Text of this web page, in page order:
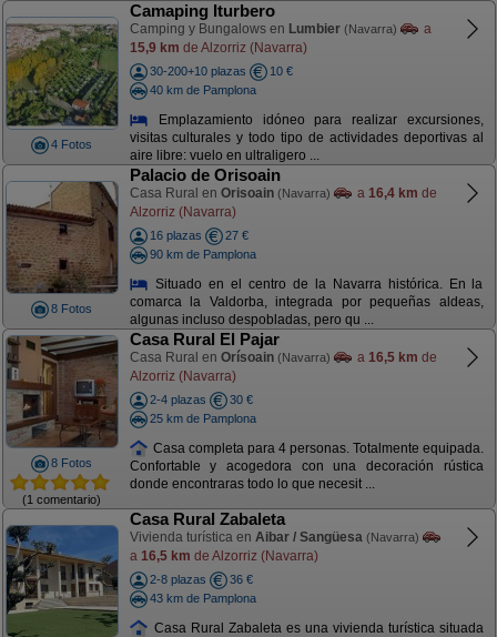
4 Fotos
Camaping Iturbero
Camping y Bungalows en Lumbier (Navarra)
a
15,9 km de Alzorriz (Navarra)
30-200+10 plazas
10 €
40 km de Pamplona
Emplazamiento idóneo para realizar excursiones,
visitas culturales y todo tipo de actividades deportivas al
aire libre: vuelo en ultraligero ...
8 Fotos
Palacio de Orisoain
Casa Rural en Orisoain (Navarra) a 16,4 km de
Alzorriz (Navarra)
16 plazas
27 €
90 km de Pamplona
Situado en el centro de la Navarra histórica. En la
comarca la Valdorba, integrada por pequeñas aldeas,
algunas incluso despobladas, pero qu ...
8 Fotos
(1 comentario)
Casa Rural El Pajar
Casa Rural en Orísoain (Navarra) a 16,5 km de
Alzorriz (Navarra)
2-4 plazas
30 €
25 km de Pamplona
Casa completa para 4 personas. Totalmente equipada.
Confortable y acogedora con una decoración rústica
donde encontraras todo lo que necesit ...
Casa Rural Zabaleta
Vivienda turística en Aibar / Sangüesa (Navarra)
a 16,5 km de Alzorriz (Navarra)
2-8 plazas
36 €
43 km de Pamplona
Casa Rural Zabaleta es una vivienda turística situada